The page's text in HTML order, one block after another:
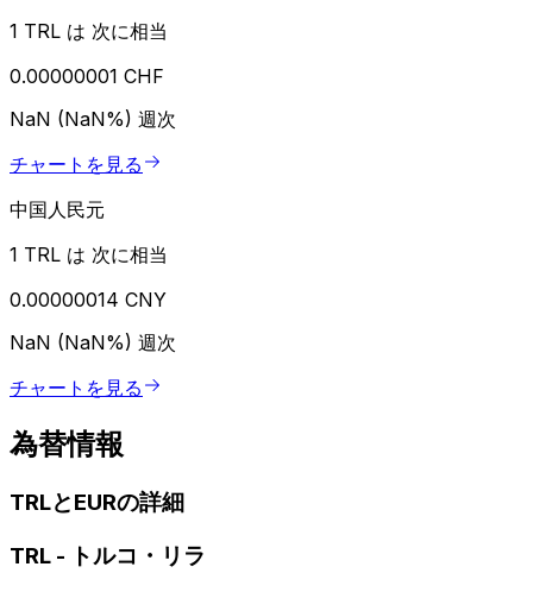
1 TRL は 次に相当
0.00000001 CHF
NaN (NaN%) 週次
チャートを見る
中国人民元
1 TRL は 次に相当
0.00000014 CNY
NaN (NaN%) 週次
チャートを見る
為替情報
TRLとEURの詳細
TRL - トルコ・リラ